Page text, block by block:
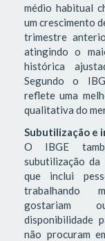
médio habitual
um crescimento
trimestre
atingindo o
histórica
Segundo o
reflete uma
qualitativa do
Subutilização e
O IBGE
subutilização
que inclui
trabalhando
gostariam
disponibilidade
não procuram